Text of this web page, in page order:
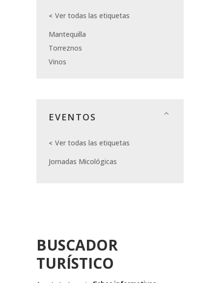
Ver todas las etiquetas
Mantequilla
Torreznos
Vinos
EVENTOS
Ver todas las etiquetas
Jornadas Micológicas
BUSCADOR
TURÍSTICO